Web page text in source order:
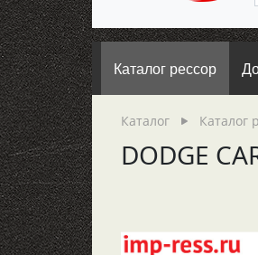
Каталог рессор
Каталог Каталог
DODGE